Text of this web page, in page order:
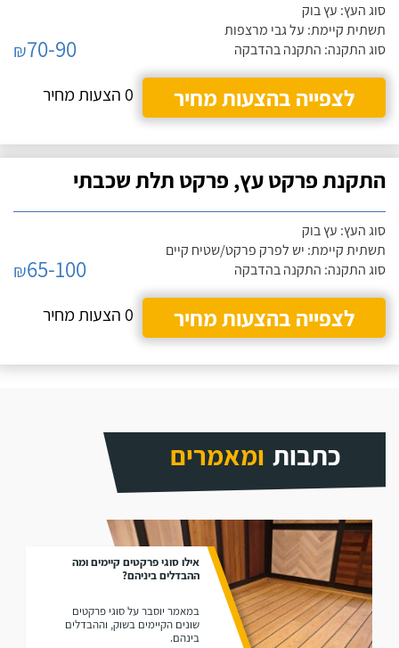
סוג העץ: עץ בוק
תשתית קיימת: על גבי מרצפות
סוג התקנה: התקנה בהדבקה
₪70-90
לצפייה בהצעות מחיר
0 הצעות מחיר
התקנת פרקט עץ, פרקט תלת שכבתי
סוג העץ: עץ בוק
תשתית קיימת: יש לפרק פרקט/שטיח קיים
סוג התקנה: התקנה בהדבקה
₪65-100
לצפייה בהצעות מחיר
0 הצעות מחיר
כתבות ומאמרים
אילו סוגי פרקטים קיימים ומה
ההבדלים ביניהם?
במאמר יוסבר על סוגי פרקטים
שונים הקיימים בשוק, וההבדלים
בינהם.